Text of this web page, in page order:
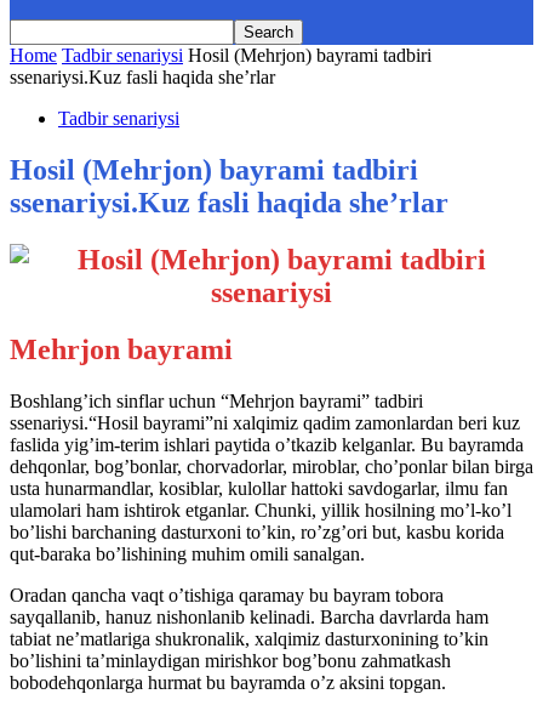
Home Tadbir senariysi Hosil (Mehrjon) bayrami tadbiri
ssenariysi.Kuz fasli haqida she’rlar
Tadbir senariysi
Hosil (Mehrjon) bayrami tadbiri
ssenariysi.Kuz fasli haqida she’rlar
Mehrjon bayrami
Boshlang’ich sinflar uchun “Mehrjon bayrami” tadbiri
ssenariysi.“Hosil bayrami”ni xalqimiz qadim zamonlardan beri kuz
faslida yig’im-terim ishlari paytida o’tkazib kelganlar. Bu bayramda
dehqonlar, bog’bonlar, chorvadorlar, miroblar, cho’ponlar bilan birga
usta hunarmandlar, kosiblar, kulollar hattoki savdogarlar, ilmu fan
ulamolari ham ishtirok etganlar. Chunki, yillik hosilning mo’l-ko’l
bo’lishi barchaning dasturxoni to’kin, ro’zg’ori but, kasbu korida
qut-baraka bo’lishining muhim omili sanalgan.
Oradan qancha vaqt o’tishiga qaramay bu bayram tobora
sayqallanib, hanuz nishonlanib kelinadi. Barcha davrlarda ham
tabiat ne’matlariga shukronalik, xalqimiz dasturxonining to’kin
bo’lishini ta’minlaydigan mirishkor bog’bonu zahmatkash
bobodehqonlarga hurmat bu bayramda o’z aksini topgan.